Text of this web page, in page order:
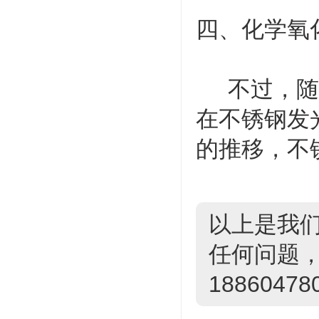
四、化学
不过，随
在不锈钢发
的推移，不
以上是我
任何问题